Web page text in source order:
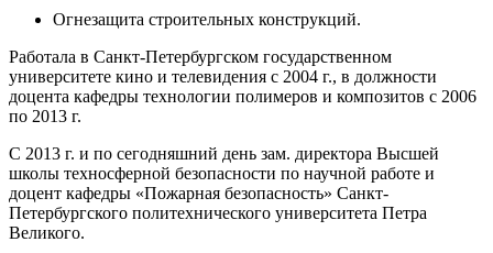
Огнезащита строительных конструкций.
Работала в Санкт-Петербургском государственном
университете кино и телевидения с 2004 г., в должности
доцента кафедры технологии полимеров и композитов с 2006
по 2013 г.
С 2013 г. и по сегодняшний день зам. директора Высшей
школы техносферной безопасности по научной работе и
доцент кафедры «Пожарная безопасность» Санкт-
Петербургского политехнического университета Петра
Великого.